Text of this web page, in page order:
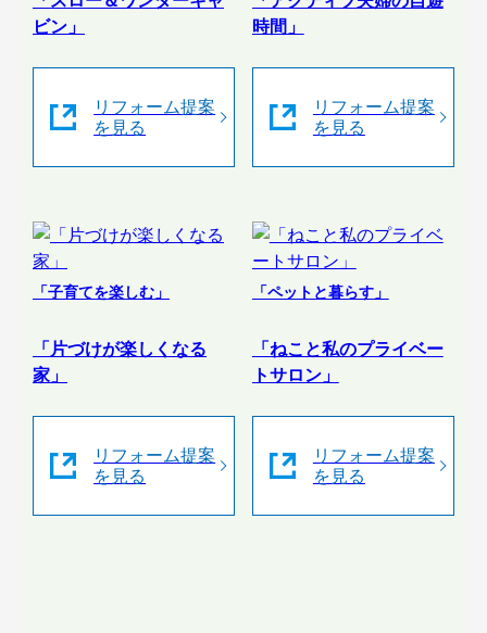
ビン」
リフォーム提案
を見る
時間」
リフォーム提案
を見る
「子育てを楽しむ」
「片づけが楽しくなる
家」
リフォーム提案
を見る
「ペットと暮らす」
「ねこと私のプライベー
トサロン」
リフォーム提案
を見る